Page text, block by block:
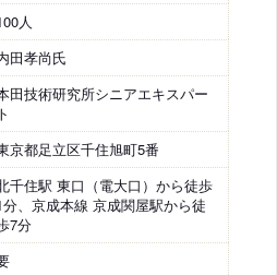
人
田孝尚氏
田技術研究所シニアエキスパー
ト
京都足立区千住旭町5番
千住駅 東口（電大口）から徒歩
分、京成本線 京成関屋駅から徒
7分